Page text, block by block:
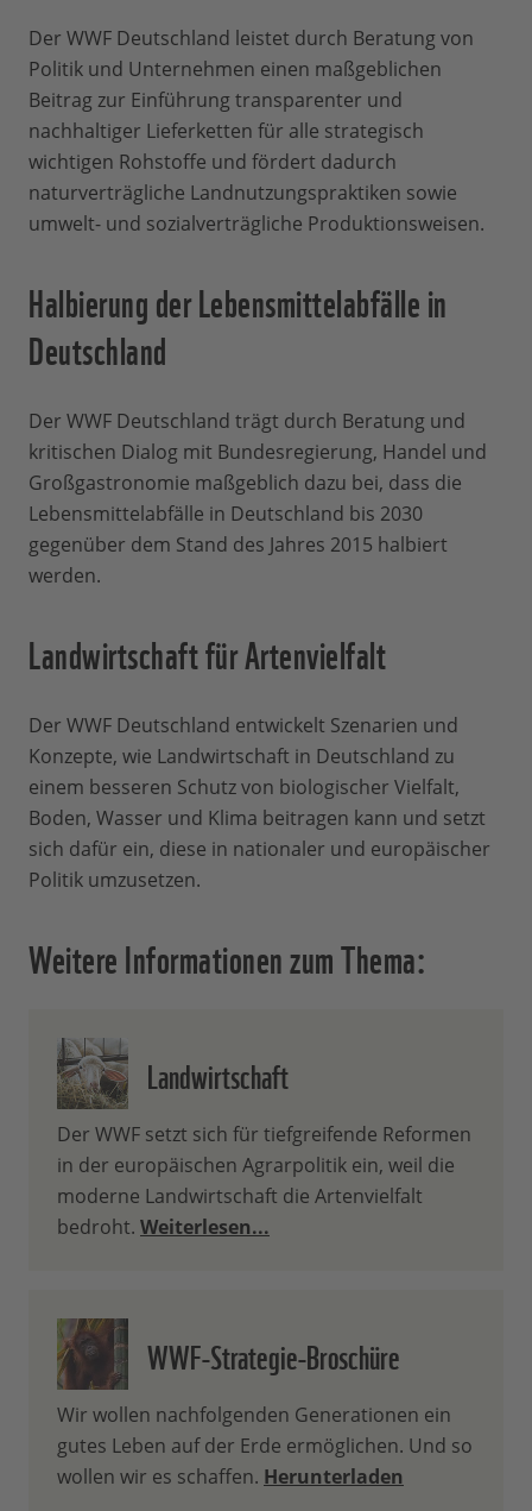
Der WWF Deutschland leistet durch Beratung von
Politik und Unternehmen einen maßgeblichen
Beitrag zur Einführung transparenter und
nachhaltiger Lieferketten für alle strategisch
wichtigen Rohstoffe und fördert dadurch
naturverträgliche Landnutzungspraktiken sowie
umwelt- und sozialverträgliche Produktionsweisen.
Halbierung der Lebensmittelabfälle in
Deutschland
Der WWF Deutschland trägt durch Beratung und
kritischen Dialog mit Bundesregierung, Handel und
Großgastronomie maßgeblich dazu bei, dass die
Lebensmittelabfälle in Deutschland bis 2030
gegenüber dem Stand des Jahres 2015 halbiert
werden.
Landwirtschaft für Artenvielfalt
Der WWF Deutschland entwickelt Szenarien und
Konzepte, wie Landwirtschaft in Deutschland zu
einem besseren Schutz von biologischer Vielfalt,
Boden, Wasser und Klima beitragen kann und setzt
sich dafür ein, diese in nationaler und europäischer
Politik umzusetzen.
Weitere Informationen zum Thema:
Landwirtschaft
Der WWF setzt sich für tiefgreifende Reformen
in der europäischen Agrarpolitik ein, weil die
moderne Landwirtschaft die Artenvielfalt
bedroht. Weiterlesen...
WWF-Strategie-Broschüre
Wir wollen nachfolgenden Generationen ein
gutes Leben auf der Erde ermöglichen. Und so
wollen wir es schaffen. Herunterladen